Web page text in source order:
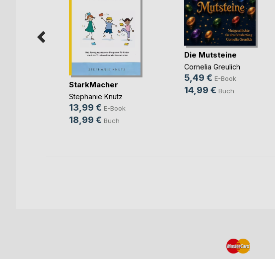
StarkMacher
Stephanie Knutz
13,99 € E-Book
18,99 € Buch
Die Mutsteine
Cornelia Greulich
5,49 € E-Book
14,99 € Buch